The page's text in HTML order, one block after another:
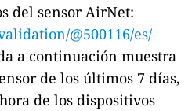
del sensor AirNet:
@500116/es/
a continuación muestra
de los últimos 7 días,
de los dispositivos